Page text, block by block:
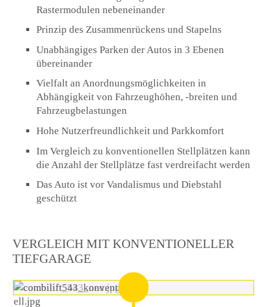
Rastermodulen nebeneinander
Prinzip des Zusammenrückens und Stapelns
Unabhängiges Parken der Autos in 3 Ebenen
übereinander
Vielfalt an Anordnungsmöglichkeiten in
Abhängigkeit von Fahrzeughöhen, -breiten und
Fahrzeugbelastungen
Hohe Nutzerfreundlichkeit und Parkkomfort
Im Vergleich zu konventionellen Stellplätzen kann
die Anzahl der Stellplätze fast verdreifacht werden
Das Auto ist vor Vandalismus und Diebstahl
geschützt
VERGLEICH MIT KONVENTIONELLER
TIEFGARAGE